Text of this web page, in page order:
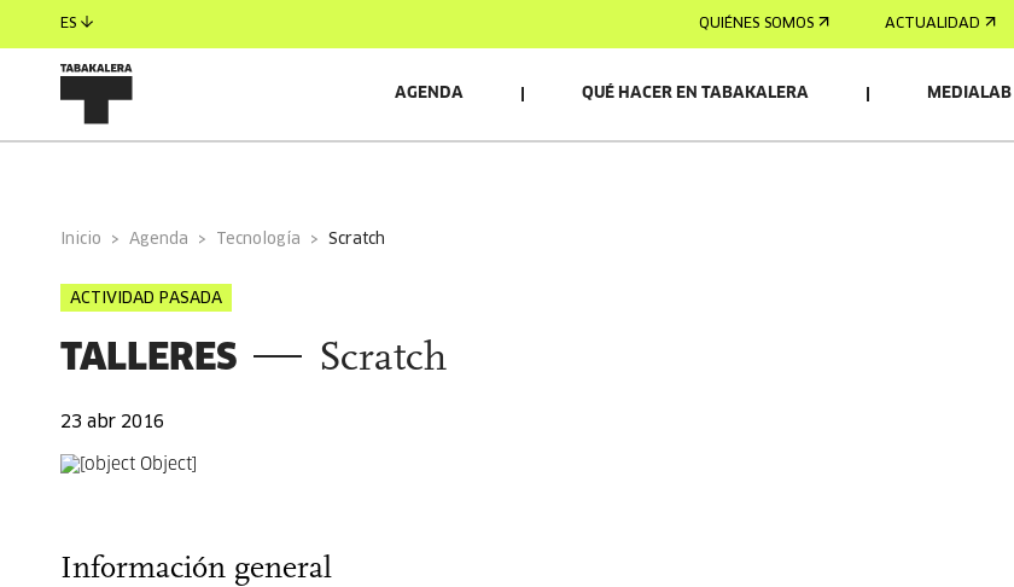
ES QUIÉNES SOMOS ACTUALIDAD
AGENDA QUÉ HACER EN TABAKALERA MEDIALAB
Inicio Agenda Tecnología scratch
ACTIVIDAD PASADA
TALLERES Scratch
23 abr 2016
Información general